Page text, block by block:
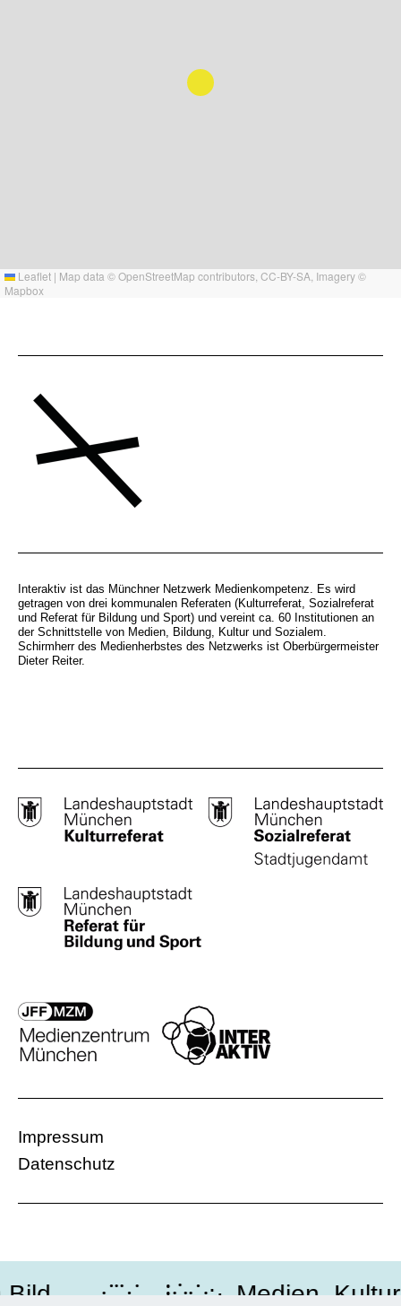
Leaflet | Map data ©OpenStreetMap contributors, CC-BY-SA , Imagery ©
Mapbox
Interaktiv ist das Münchner Netzwerk Medienkompetenz. Es wird
getragen von drei kommunalen Referaten (Kulturreferat, Sozialreferat
und Referat für Bildung und Sport) und vereint ca. 60 Institutionen an
der Schnittstelle von Medien, Bildung, Kultur und Sozialem.
Schirmherr des Medienherbstes des Netzwerks ist Oberbürgermeister
Dieter Reiter.
Impressum
Datenschutz
Kultur,